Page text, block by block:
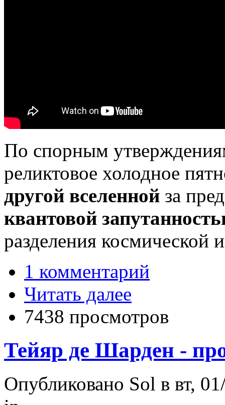
По спорным
реликтовое холодное
другой вселенной за
квантовой
разделения космической
1 комментарий
Читать далее
7438 просмотров
Тейяр де Шарден -
Опубликовано Sol в вт,